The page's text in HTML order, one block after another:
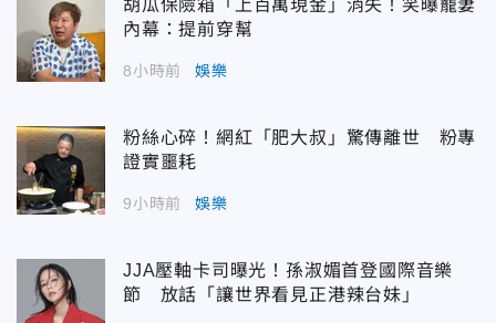
胡瓜保險箱「上百萬現金」消失！笑曝寵妻
內幕：提前穿幫
8小時前 娛樂
粉絲心碎！網紅「肥大叔」驚傳離世 粉專
證實噩耗
9小時前 娛樂
JJA壓軸卡司曝光！孫淑媚首登國際音樂
節 放話「讓世界看見正港辣台妹」